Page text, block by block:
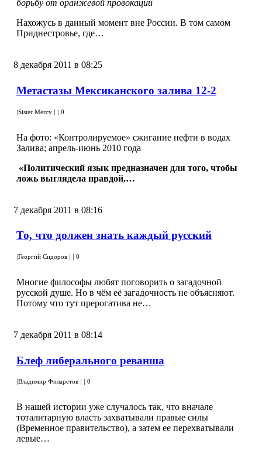
борьбу от оранжевой провокации
Нахожусь в данный момент вне России. В том самом
Приднестровье, где…
8 декабря 2011 в 08:25
Метастазы Мексиканского залива 12-2
|Sister Mercy | | 0
На фото: «Контролируемое» сжигание нефти в водах
Залива; апрель-июнь 2010 года
«Политический язык предназначен для того, чтобы
ложь выглядела правдой,…
7 декабря 2011 в 08:16
То, что должен знать каждый русский
|Георгий Сидоров | | 0
Многие философы любят поговорить о загадочной
русской душе. Но в чём её загадочность не объясняют.
Потому что тут прерогатива не…
7 декабря 2011 в 08:14
Блеф либерального реванша
Владимир Филаретов 0
В нашей истории уже случалось так, что вначале
тоталитарную власть захватывали правые силы
(Временное правительство), а затем ее перехватывали
левые…